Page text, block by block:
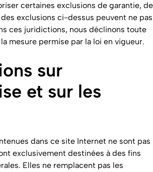
certaines exclusions de garantie, de
exclusions ci-dessus peuvent ne pas
ces juridictions, nous déclinons toute
mesure permise par la loi en vigueur.
sur
et sur les
dans ce site Internet ne sont pas
exclusivement destinées à des fins
Elles ne remplacent pas les